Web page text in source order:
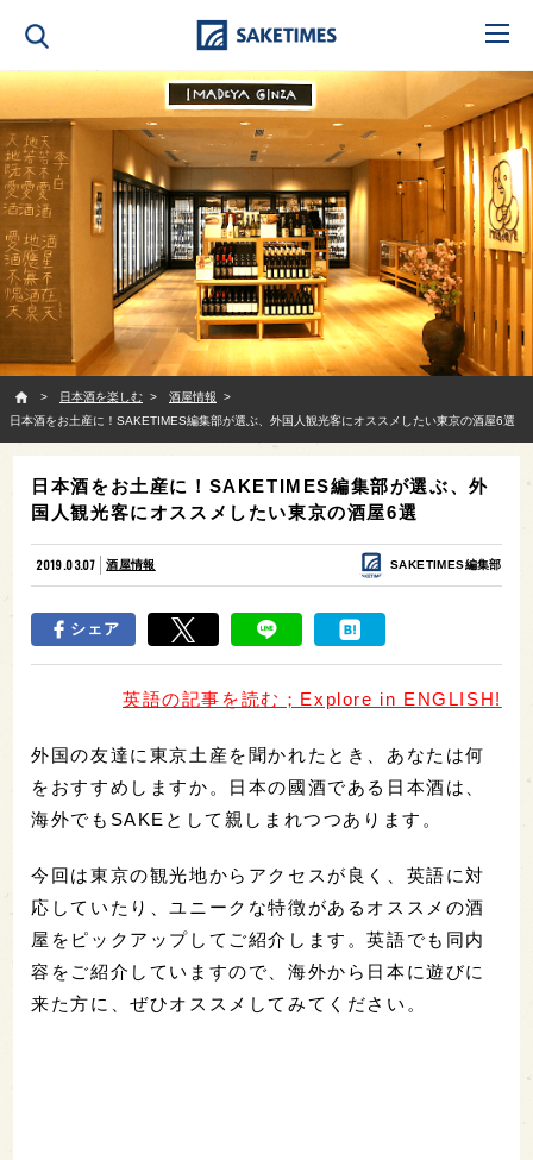
日本酒を楽しむ
酒屋情報
日本酒をお土産に！SAKETIMES編集部が選ぶ、外国人観光客にオススメしたい東京の酒屋6選
日本酒をお土産に！SAKETIMES編集部が選ぶ、外
国人観光客にオススメしたい東京の酒屋6選
2019.03.07 酒屋情報 SAKETIMES編集部
シェア
英語の記事を読む；Explore in ENGLISH!
外国の友達に東京土産を聞かれたとき、あなたは何
をおすすめしますか。日本の國酒である日本酒は、
海外でもSAKEとして親しまれつつあります。
今回は東京の観光地からアクセスが良く、英語に対
応していたり、ユニークな特徴があるオススメの酒
屋をピックアップしてご紹介します。英語でも同内
容をご紹介していますので、海外から日本に遊びに
来た方に、ぜひオススメしてみてください。